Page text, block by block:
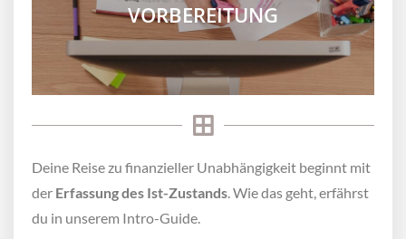
VORBEREITUNG
Deine Reise zu finanzieller Unabhängigkeit beginnt mit
der Erfassung des Ist-Zustands. Wie das geht, erfährst
du in unserem Intro-Guide.